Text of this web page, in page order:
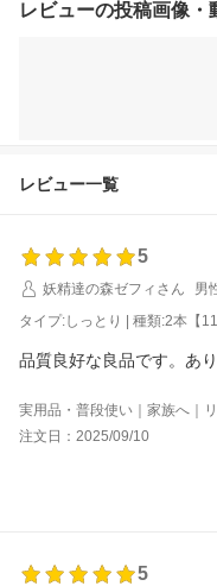
レビューの投稿画像・
レビュー一覧
5
妖精達の森ゼフィさん
男
タイプ:しっとり | 種類:2本【
品質良好な良品です。あ
実用品・普段使い｜家族へ｜
注文日：2025/09/10
5